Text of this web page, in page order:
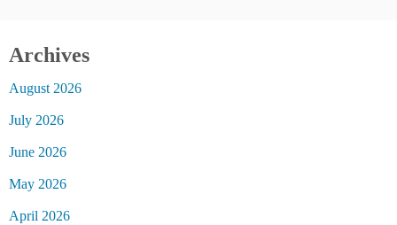
Archives
August 2026
July 2026
June 2026
May 2026
April 2026